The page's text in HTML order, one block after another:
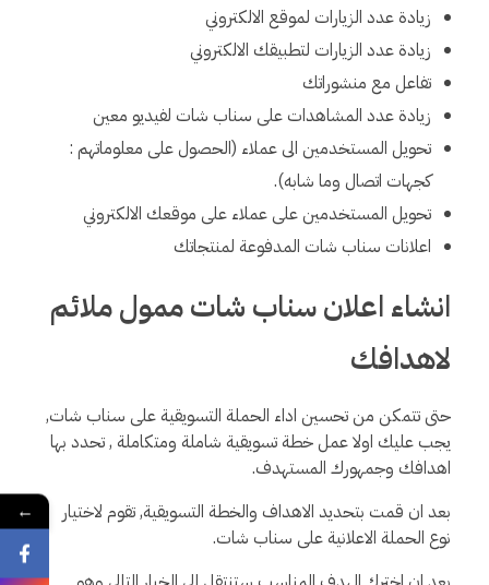
زيادة عدد الزيارات لموقع الالكتروني
زيادة عدد الزيارات لتطبيقك الالكتروني
تفاعل مع منشوراتك
زيادة عدد المشاهدات على سناب شات لفيديو معين
تحويل المستخدمين الى عملاء (الحصول على معلوماتهم :
كجهات اتصال وما شابه).
تحويل المستخدمين على عملاء على موقعك الالكتروني
اعلانات سناب شات المدفوعة لمنتجاتك
انشاء اعلان سناب شات ممول ملائم
لاهدافك
حتى تتمكن من تحسين اداء الحملة التسويقية على سناب شات,
يجب عليك اولا عمل خطة تسويقية شاملة ومتكاملة , تحدد بها
اهدافك وجمهورك المستهدف.
بعد ان قمت بتحديد الاهداف والخطة التسويقية, تقوم لاختيار
نوع الحملة الاعلانية على سناب شات.
←